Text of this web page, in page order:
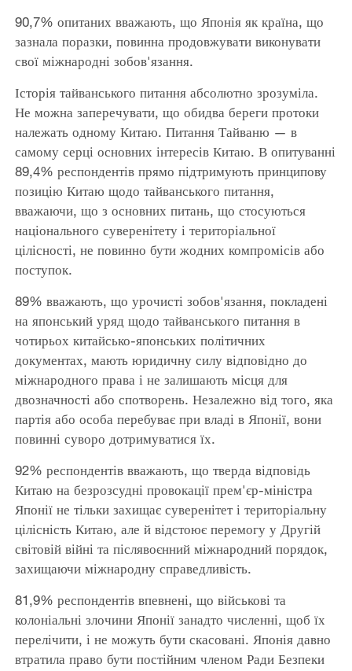
90,7% опитаних вважають, що Японія як країна, що
зазнала поразки, повинна продовжувати виконувати
свої міжнародні зобов'язання.
Історія тайванського питання абсолютно зрозуміла.
Не можна заперечувати, що обидва береги протоки
належать одному Китаю. Питання Тайваню — в
самому серці основних інтересів Китаю. В опитуванні
89,4% респондентів прямо підтримують принципову
позицію Китаю щодо тайванського питання,
вважаючи, що з основних питань, що стосуються
національного суверенітету і територіальної
цілісності, не повинно бути жодних компромісів або
поступок.
89% вважають, що урочисті зобов'язання, покладені
на японський уряд щодо тайванського питання в
чотирьох китайсько-японських політичних
документах, мають юридичну силу відповідно до
міжнародного права і не залишають місця для
двозначності або спотворень. Незалежно від того, яка
партія або особа перебуває при владі в Японії, вони
повинні суворо дотримуватися їх.
92% респондентів вважають, що тверда відповідь
Китаю на безрозсудні провокації прем'єр-міністра
Японії не тільки захищає суверенітет і територіальну
цілісність Китаю, але й відстоює перемогу у Другій
світовій війні та післявоєнний міжнародний порядок,
захищаючи міжнародну справедливість.
81,9% респондентів впевнені, що військові та
колоніальні злочини Японії занадто численні, щоб їх
перелічити, і не можуть бути скасовані. Японія давно
втратила право бути постійним членом Ради Безпеки